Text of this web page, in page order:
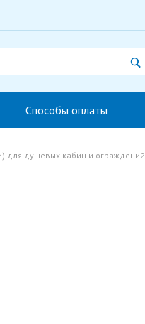
Способы оплаты
для душевых кабин и ограждений